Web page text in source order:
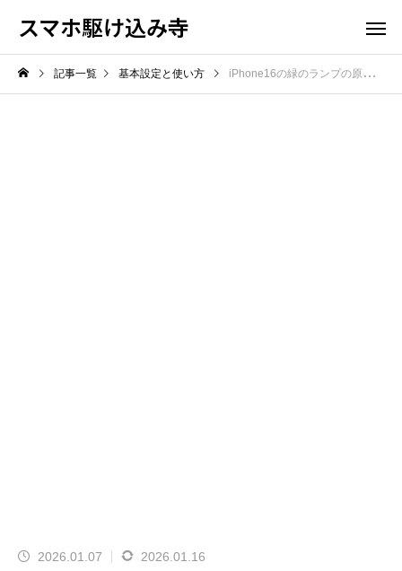
スマホ駆け込み寺
記事一覧 基本設定と使い方 iPhone16の緑のランプの原因と対処法！カメラ利用表示を確認
2026.01.07 2026.01.16